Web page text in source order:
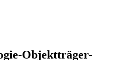
Objektträger-